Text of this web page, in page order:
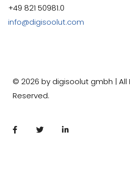
+49 821 50981.0
info@digisoolut.com
©2026 by digisoolut gmbh | All
Reserved.